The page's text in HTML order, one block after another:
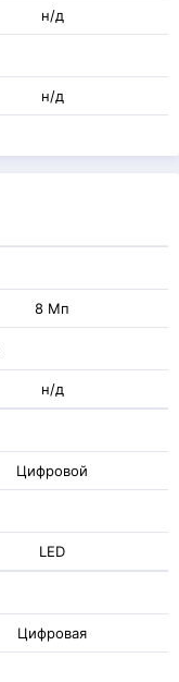
н/д
н/д
8 Мп
н/д
Цифровой
LED
Цифровая